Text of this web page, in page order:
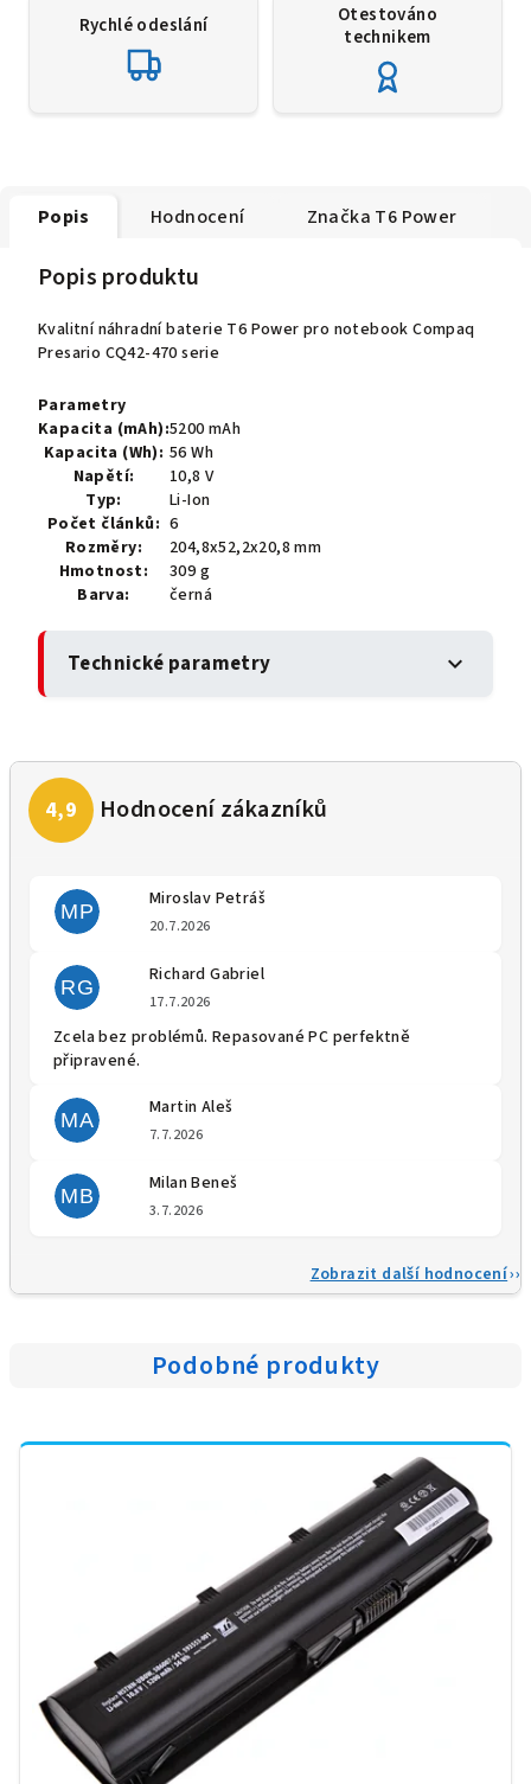
Rychlé odeslání
Otestováno
technikem
Popis Hodnocení Značka T6 Power
Popis produktu
Kvalitní náhradní baterie T6 Power pro notebook Compaq
Presario CQ42-470 serie
Parametry
Kapacita (mAh):5200 mAh
Kapacita (Wh): 56 Wh
Napětí:
10,8 V
Typ:
Li-Ion
Počet článků: 6
Rozměry:
204,8x52,2x20,8 mm
Hmotnost:
309 g
Barva:
černá
Technické parametry expand_more
MP
Miroslav Petráš
20.7.2026
RG
Richard Gabriel
17.7.2026
Zcela bez problémů. Repasované PC perfektně
připravené.
MA
Martin Aleš
7.7.2026
MB
Milan Beneš
3.7.2026
Zobrazit další hodnocení
Podobné produkty